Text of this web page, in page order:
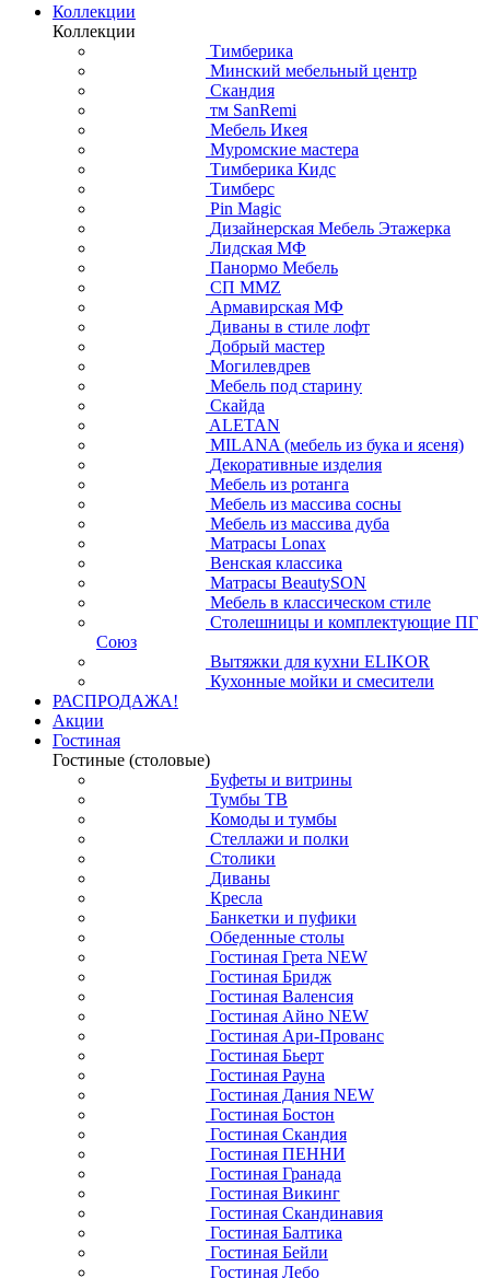
Коллекции
Коллекции
Тимберика
Минский мебельный центр
Скандия
тм SanRemi
Мебель Икея
Муромские мастера
Тимберика Кидс
Тимберс
Pin Magic
Дизайнерская Мебель Этажерка
Лидская МФ
Панормо Мебель
СП ММZ
Армавирская МФ
Диваны в стиле лофт
Добрый мастер
Могилевдрев
Мебель под старину
Скайда
ALETAN
MILANA (мебель из бука и ясеня)
Декоративные изделия
Мебель из ротанга
Мебель из массива сосны
Мебель из массива дуба
Матрасы Lonax
Венская классика
Матрасы BeautySON
Мебель в классическом стиле
Столешницы и комплектующие ПГ
Союз
Вытяжки для кухни ELIKOR
Кухонные мойки и смесители
РАСПРОДАЖА!
Акции
Гостиная
Гостиные (столовые)
Буфеты и витрины
Тумбы ТВ
Комоды и тумбы
Стеллажи и полки
Столики
Диваны
Кресла
Банкетки и пуфики
Обеденные столы
Гостиная Грета NEW
Гостиная Бридж
Гостиная Валенсия
Гостиная Айно NEW
Гостиная Ари-Прованс
Гостиная Бьерт
Гостиная Рауна
Гостиная Дания NEW
Гостиная Бостон
Гостиная Скандия
Гостиная ПЕННИ
Гостиная Гранада
Гостиная Викинг
Гостиная Скандинавия
Гостиная Балтика
Гостиная Бейли
Гостиная Лебо